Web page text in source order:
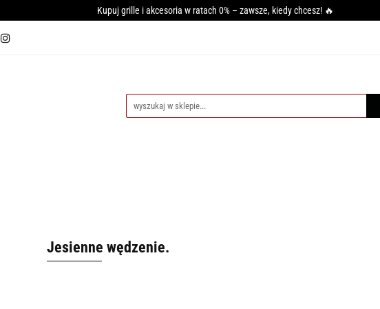
Kupuj grille i akcesoria w ratach 0% – zawsze, kiedy chcesz! 🔥
AKCESORIA DO GRILLA
KURSY GRILLOWANIA MIĘSO PRZYPRAWY BLOG
Jesienne wędzenie.